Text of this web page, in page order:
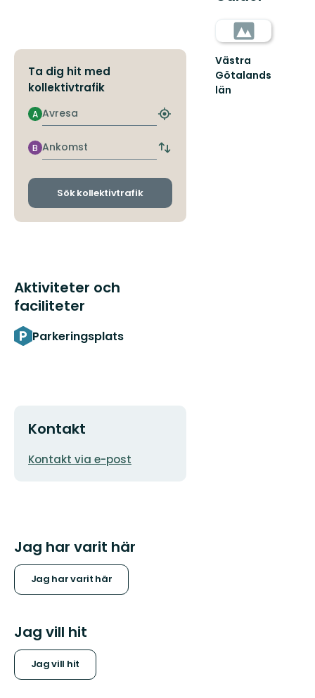
Ta dig hit med
kollektivtrafik
Avresa
A
Hitta
hållplats
Ankomst
B
Byt
och
Sök kollektivtrafik
Aktiviteter och
faciliteter
Parkeringsplats
Kontakt
E-
Kontakt via e-post
Jag har varit här
Jag har varit här
Jag vill hit
Jag vill hit
Västra
Götalands
län